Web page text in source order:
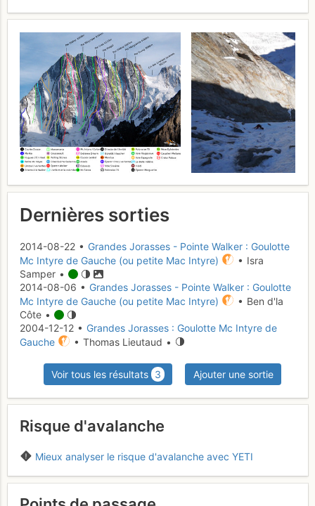
Dernières sorties
2014-08-22 • Grandes Jorasses - Pointe Walker : Goulotte
Mc Intyre de Gauche (ou petite Mac Intyre)
• Isra
Samper •
2014-08-06 • Grandes Jorasses - Pointe Walker : Goulotte
Mc Intyre de Gauche (ou petite Mac Intyre)
• Ben d'la
Côte •
2004-12-12 • Grandes Jorasses : Goulotte Mc Intyre de
Gauche
• Thomas Lieutaud •
Voir tous les résultats 3 Ajouter une sortie
Risque d'avalanche
Mieux analyser le risque d'avalanche avec YETI